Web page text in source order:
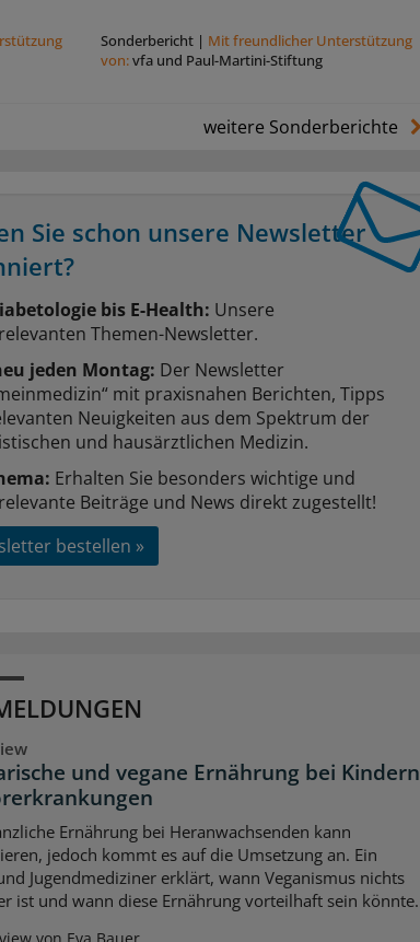
Sonderbericht| Mit freundlicher Unterstützung
von:vfa und Paul-Martini-Stiftung
weitere Sonderberichte
Sie schon unsere Newsletter
bis E-Health: Unsere
Themen-Newsletter.
jeden Montag: Der Newsletter
mit praxisnahen Berichten, Tipps
Neuigkeiten aus dem Spektrum der
und hausärztlichen Medizin.
Erhalten Sie besonders wichtige und
Beiträge und News direkt zugestellt!
bestellen »
und vegane Ernährung bei Kindern
Ernährung bei Heranwachsenden kann
jedoch kommt es auf die Umsetzung an. Ein
Jugendmediziner erklärt, wann Veganismus nichts
ist und wann diese Ernährung vorteilhaft sein könnte.